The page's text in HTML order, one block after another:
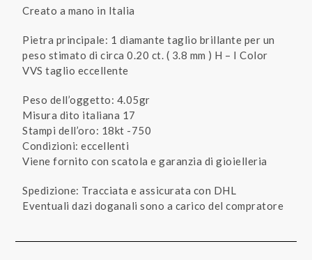
Creato a mano in Italia
Pietra principale: 1 diamante taglio brillante per un
peso stimato di circa 0.20 ct. ( 3.8 mm ) H – I Color
VVS taglio eccellente
Peso dell’oggetto: 4.05gr
Misura dito italiana 17
Stampi dell’oro: 18kt -750
Condizioni: eccellenti
Viene fornito con scatola e garanzia di gioielleria
Spedizione: Tracciata e assicurata con DHL
Eventuali dazi doganali sono a carico del compratore